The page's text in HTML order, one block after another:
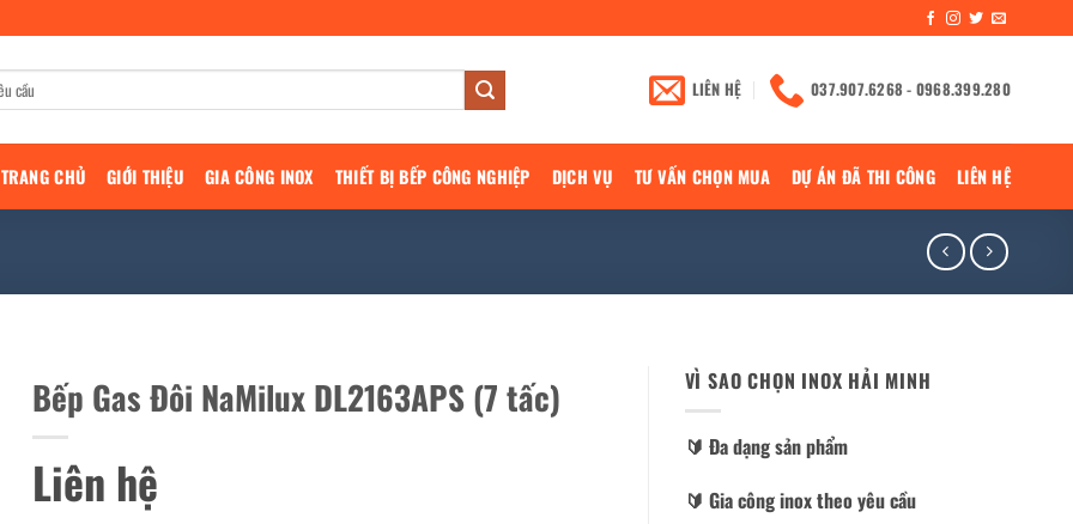
LIÊN HỆ 037.907.6268 - 0968.399.280
TRANG CHỦ GIỚI THIỆU GIA CÔNG INOX THIẾT BỊ BẾP CÔNG NGHIỆP DỊCH VỤ TƯ VẤN CHỌN MUA DỰ ÁN ĐÃ THI CÔNG LIÊN HỆ
Bếp Gas Đôi NaMilux DL2163APS (7 tấc)
Liên hệ
VÌ SAO CHỌN INOX HẢI MINH
🔰️ Đa dạng sản phẩm
🔰️ Gia công inox theo yêu cầu